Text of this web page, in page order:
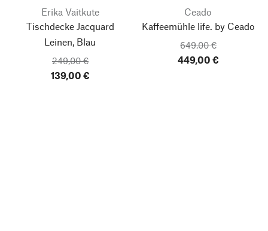
Erika Vaitkute
Tischdecke Jacquard
Leinen, Blau
249,00 €
139,00 €
Ceado
Kaffeemühle life. by Ceado
649,00 €
449,00 €